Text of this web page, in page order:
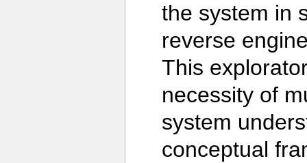
the system in
reverse
This
necessity of
system
conceptual